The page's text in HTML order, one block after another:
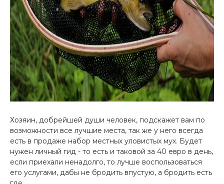
Хозяин, добрейшей души человек, подскажет вам по
возможности все лучшие места, так же у него всегда
есть в продаже набор местных уловистых мух. Будет
нужен личный гид - то есть и таковой за 40 евро в день,
если приехали ненадолго, то лучше воспользоваться
его услугами, дабы не бродить впустую, а бродить есть